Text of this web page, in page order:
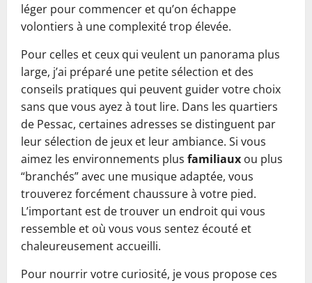
léger pour commencer et qu’on échappe
volontiers à une complexité trop élevée.
Pour celles et ceux qui veulent un panorama plus
large, j’ai préparé une petite sélection et des
conseils pratiques qui peuvent guider votre choix
sans que vous ayez à tout lire. Dans les quartiers
de Pessac, certaines adresses se distinguent par
leur sélection de jeux et leur ambiance. Si vous
aimez les environnements plus familiaux ou plus
“branchés” avec une musique adaptée, vous
trouverez forcément chaussure à votre pied.
L’important est de trouver un endroit qui vous
ressemble et où vous vous sentez écouté et
chaleureusement accueilli.
Pour nourrir votre curiosité, je vous propose ces